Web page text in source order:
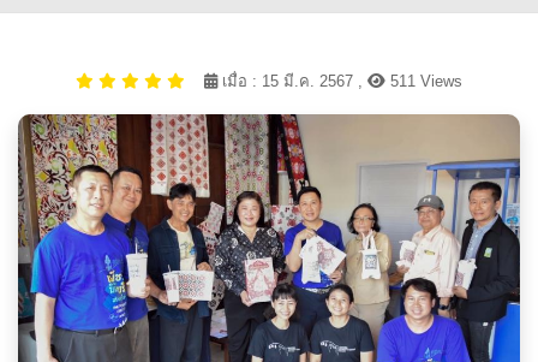
เมื่อ : 15 มี.ค. 2567 , 511 Views